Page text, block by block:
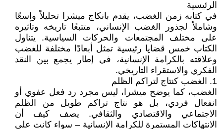
الرئيسية
في كتابه زمن الغضب، يقدم بانكاج ميشرا تحليلاً واسعًا
وشاملاً لجذور الغضب الإنساني، متتبعًا تاريخه وتأثيره
على مختلف المجتمعات والحركات السياسية. يتناول
الكتاب خمس قضايا رئيسية تمثل أبعادًا مختلفة للغضب
وعلاقته بالكرامة الإنسانية، في إطار يجمع بين النقد
الفكري والاستقراء التاريخي.
1. الغضب كنتاج لتراكم الظلم
الغضب، كما يوضح ميشرا، ليس مجرد رد فعل عفوي أو
انفعال فردي، بل هو نتاج تراكم طويل من الظلم
الاجتماعي والاقتصادي والثقافي. يصف كيف أن
الانتهاكات المستمرة للكرامة الإنسانية – سواء كانت على